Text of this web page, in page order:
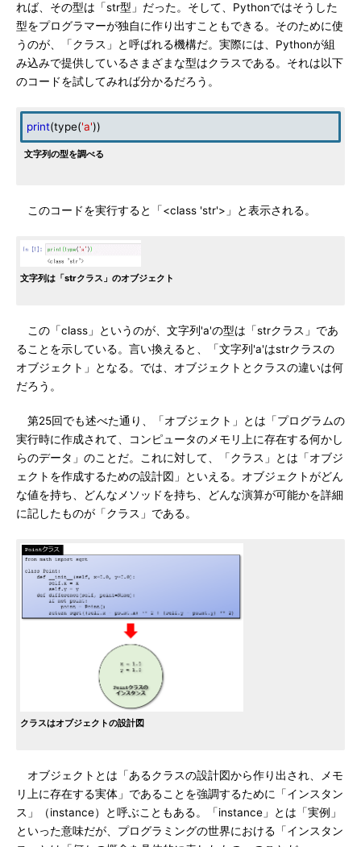
れば、その型は「str型」だった。そして、Pythonではそうした
型をプログラマーが独自に作り出すこともできる。そのために使
うのが、「クラス」と呼ばれる機構だ。実際には、Pythonが組
み込みで提供しているさまざまな型はクラスである。それは以下
のコードを試してみれば分かるだろう。
print(type('a'))
文字列の型を調べる
このコードを実行すると「<class 'str'>」と表示される。
文字列は「strクラス」のオブジェクト
この「class」というのが、文字列'a'の型は「strクラス」であ
ることを示している。言い換えると、「文字列'a'はstrクラスの
オブジェクト」となる。では、オブジェクトとクラスの違いは何
だろう。
第25回でも述べた通り、「オブジェクト」とは「プログラムの
実行時に作成されて、コンピュータのメモリ上に存在する何かし
らのデータ」のことだ。これに対して、「クラス」とは「オブジ
ェクトを作成するための設計図」といえる。オブジェクトがどん
な値を持ち、どんなメソッドを持ち、どんな演算が可能かを詳細
に記したものが「クラス」である。
クラスはオブジェクトの設計図
オブジェクトとは「あるクラスの設計図から作り出され、メモ
リ上に存在する実体」であることを強調するために「インスタン
ス」（instance）と呼ぶこともある。「instance」とは「実例」
といった意味だが、プログラミングの世界における「インスタン